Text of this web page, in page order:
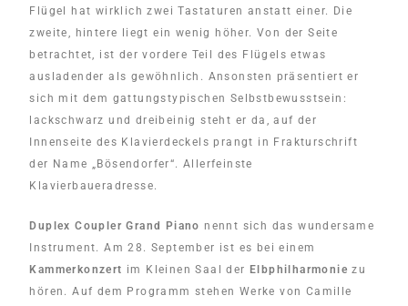
Flügel hat wirklich zwei Tastaturen anstatt einer. Die
zweite, hintere liegt ein wenig höher. Von der Seite
betrachtet, ist der vordere Teil des Flügels etwas
ausladender als gewöhnlich. Ansonsten präsentiert er
sich mit dem gattungstypischen Selbstbewusstsein:
lackschwarz und dreibeinig steht er da, auf der
Innenseite des Klavierdeckels prangt in Frakturschrift
der Name „Bösendorfer“. Allerfeinste
Klavierbaueradresse.
Duplex Coupler Grand Piano nennt sich das wundersame
Instrument. Am 28. September ist es bei einem
Kammerkonzert im Kleinen Saal der Elbphilharmonie zu
hören. Auf dem Programm stehen Werke von Camille